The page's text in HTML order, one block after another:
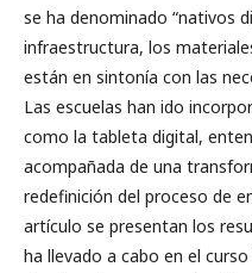
se ha denominado “nativos
infraestructura, los
están en sintonía con las
Las escuelas han ido
como la tableta digital,
acompañada de una
redefinición del proceso de
artículo se presentan los
ha llevado a cabo en el